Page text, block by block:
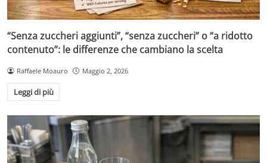
“Senza zuccheri aggiunti”, “senza zuccheri” o “a ridotto
contenuto”: le differenze che cambiano la scelta
Raffaele Moauro Maggio 2, 2026
Leggi di più